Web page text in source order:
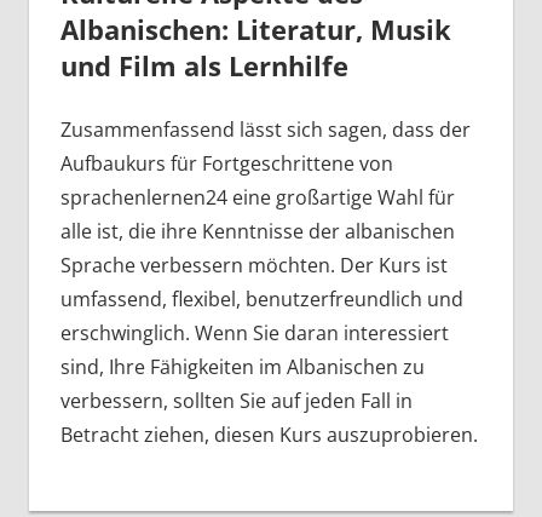
Albanischen: Literatur, Musik
und Film als Lernhilfe
Zusammenfassend lässt sich sagen, dass der
Aufbaukurs für Fortgeschrittene von
sprachenlernen24 eine großartige Wahl für
alle ist, die ihre Kenntnisse der albanischen
Sprache verbessern möchten. Der Kurs ist
umfassend, flexibel, benutzerfreundlich und
erschwinglich. Wenn Sie daran interessiert
sind, Ihre Fähigkeiten im Albanischen zu
verbessern, sollten Sie auf jeden Fall in
Betracht ziehen, diesen Kurs auszuprobieren.